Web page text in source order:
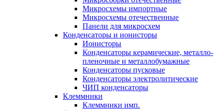
Микросхемы импортные
Микросхемы отечественные
Панели для микросхем
Конденсаторы и ионисторы
Ионисторы
Конденсаторы керамические, металло-
пленочные и металлобумажные
Конденсаторы пусковые
Конденсаторы электролитические
ЧИП конденсаторы
Клеммники
Клеммники имп.